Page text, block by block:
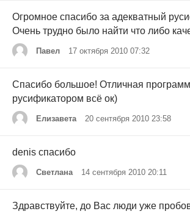
Огромное спасибо за адекватный
Очень трудно было найти что либо
Павел 17 октября 2010 07:32
Спасибо большое! Отличная
русификатором всё ок)
Елизавета 20 сентября 2010 23:58
denis спасибо
Светлана 14 сентября 2010 20:11
Здравствуйте, до Вас люди уже